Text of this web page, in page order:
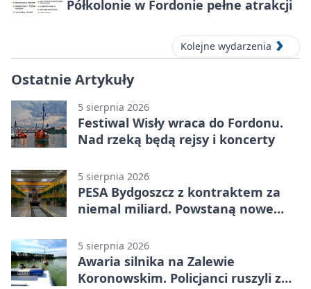
Półkolonie w Fordonie pełne atrakcji
Kolejne wydarzenia
Ostatnie Artykuły
5 sierpnia 2026
Festiwal Wisły wraca do Fordonu.
Nad rzeką będą rejsy i koncerty
5 sierpnia 2026
PESA Bydgoszcz z kontraktem za
niemal miliard. Powstaną nowe
5 sierpnia 2026
Awaria silnika na Zalewie
Koronowskim. Policjanci ruszyli z